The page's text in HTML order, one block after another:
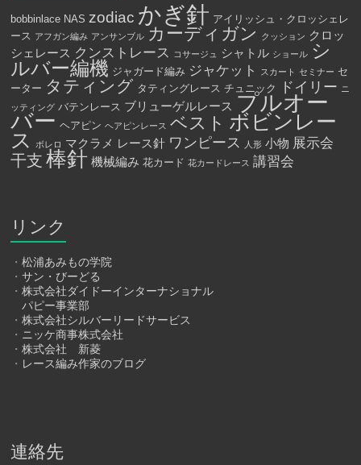
bobbinlace NAS zodiac かぎ針 アイリッシュ・クロッシェレ
ース アフガン編み アンサンブル カーディガン クッション クロッ
シェレース クンストレース コサージュ シャトル ショール シ
ルバー編機 ジャガード編み ジャケット スカート セミナー セ
ーター タティング タティングレース チュニック ドイリー ニ
ッティング バテンレース ブリューゲルレース プルオー
バー ヘアピン ヘアピンレース ベスト ボビンレー
ス ボレロ マクラメ レース針 ワンピース 人形 小物 展示会
干支 棒針 機械編み 花カード 花カードレース 講習会
リンク
・松浦あみもの学院
・サン・びーどる
・株式会社ダイドーインターナショナル
パピー事業部
・株式会社シルバーリードサービス
・ ニッケ商事株式会社
・株式会社 新菱
・ レース編み作家のブログ
連絡先